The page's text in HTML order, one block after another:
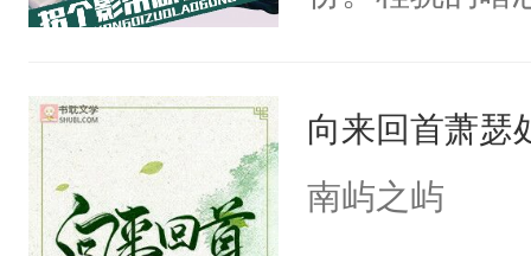
纪人看着保守
挑了几件性感
向来回首萧瑟
南屿之屿